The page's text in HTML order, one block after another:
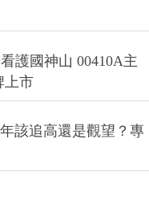
護國神山 00410A主
上市
該追高還是觀望？專